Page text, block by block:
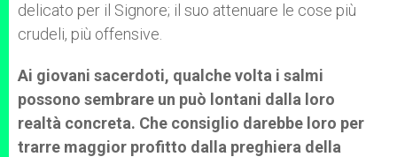
delicato per il Signore; il suo attenuare le cose più
crudeli, più offensive.
Ai giovani sacerdoti, qualche volta i salmi
possono sembrare un può lontani dalla loro
realtà concreta. Che consiglio darebbe loro per
trarre maggior profitto dalla preghiera della